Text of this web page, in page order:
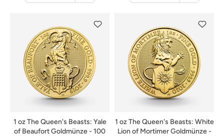
Warenkorb
Warenkorb
1 oz The Queen's Beasts: Yale
of Beaufort Goldmünze - 100
1 oz The Queen's Beasts: White
Lion of Mortimer Goldmünze -